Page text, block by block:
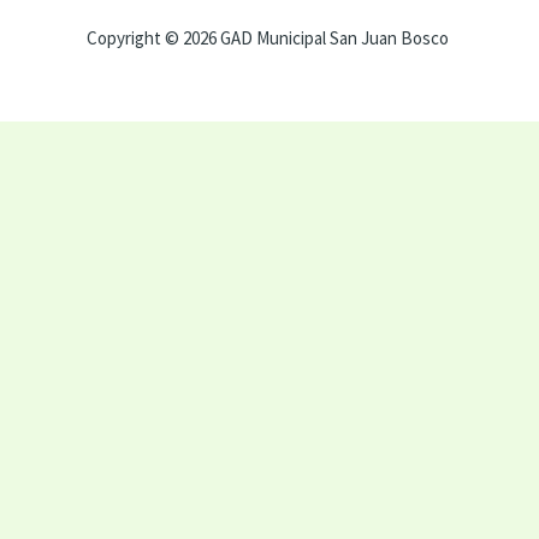
Copyright © 2026 GAD Municipal San Juan Bosco